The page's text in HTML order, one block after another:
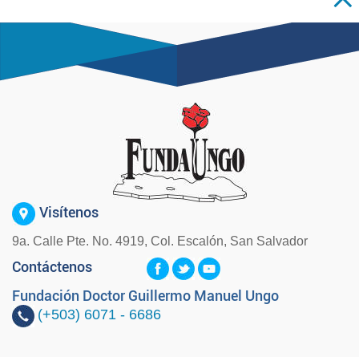
Visítenos
9a. Calle Pte. No. 4919, Col. Escalón, San Salvador
Contáctenos
Fundación Doctor Guillermo Manuel Ungo
(+503) 6071 - 6686